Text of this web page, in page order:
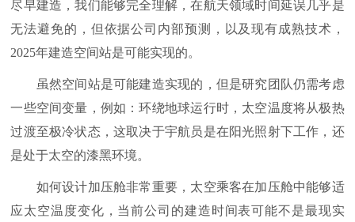
尽早建造，我们能够完全理解，在航天领域时间延误几乎是
无法避免的，但依据公司内部预测，以及现有成熟技术，
2025年建造空间站是可能实现的。
虽然空间站是可能建造实现的，但是研究团队仍需考虑
一些空间变量，例如：环绕地球运行时，太空温度将从极热
过渡至极冷状态，这取决于宇航员是在阳光照射下工作，还
是处于太空的漆黑环境。
如何设计加压舱非常重要，太空乘客在加压舱中能够适
应太空温度变化，当前公司的建造时间表可能不是最现实